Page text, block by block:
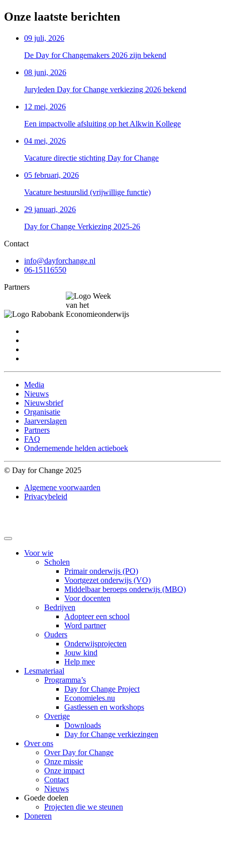
Onze laatste berichten
09 juli, 2026
De Day for Changemakers 2026 zijn bekend
08 juni, 2026
Juryleden Day for Change verkiezing 2026 bekend
12 mei, 2026
Een impactvolle afsluiting op het Alkwin Kollege
04 mei, 2026
Vacature directie stichting Day for Change
05 februari, 2026
Vacature bestuurslid (vrijwillige functie)
29 januari, 2026
Day for Change Verkiezing 2025-26
Contact
info@dayforchange.nl
06-15116550
Partners
Media
Nieuws
Nieuwsbrief
Organisatie
Jaarverslagen
Partners
FAQ
Ondernemende helden actieboek
© Day for Change 2025
Algemene voorwaarden
Privacybeleid
Voor wie
Scholen
Primair onderwijs (PO)
Voortgezet onderwijs (VO)
Middelbaar beroeps onderwijs (MBO)
Voor docenten
Bedrijven
Adopteer een school
Word partner
Ouders
Onderwijsprojecten
Jouw kind
Help mee
Lesmateriaal
Programma’s
Day for Change Project
Economieles.nu
Gastlessen en workshops
Overige
Downloads
Day for Change verkiezingen
Over ons
Over Day for Change
Onze missie
Onze impact
Contact
Nieuws
Goede doelen
Projecten die we steunen
Doneren